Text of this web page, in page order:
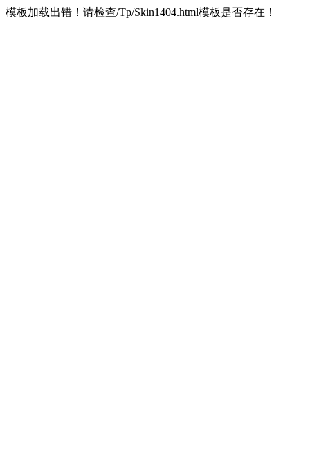
模板加载出错！请检查/Tp/Skin1404.html模板是否存在！